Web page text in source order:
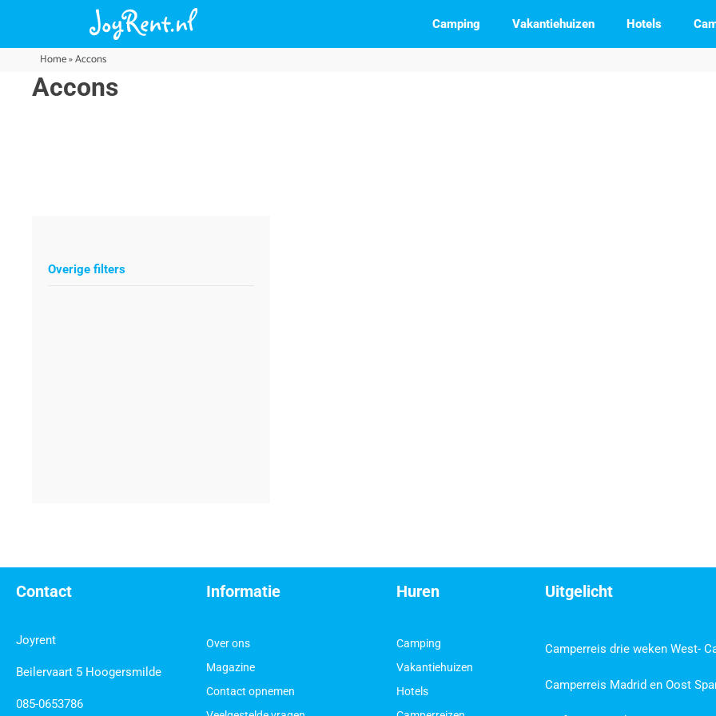
Camping Vakantiehuizen Hotels
Home»Accons
Accons
Overige filters
Contact
Joyrent
Beilervaart 5 Hoogersmilde
085-0653786
Informatie
Over ons
Magazine
Contact opnemen
Huren
Camping
Vakantiehuizen
Hotels
Uitgelicht
Camperreis drie weken West-
Camperreis Madrid en Oost